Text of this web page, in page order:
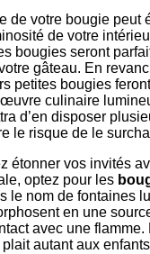
de votre bougie peut
de votre
bougies seront
gâteau. En
petites bougies
culinaire
d’en disposer
le risque de le
étonner vos invités
optez pour les
le nom de fontaines
en une
avec une flamme.
autant aux